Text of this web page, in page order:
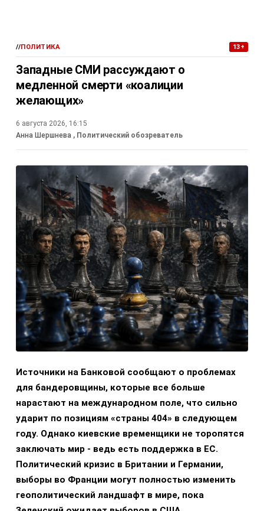
//ПОЛИТИКА 13+
Западные СМИ рассуждают о
медленной смерти «коалиции
желающих»
6 августа 2026, 16:15
Анна Шершнева , Политический обозреватель
Источники на Банковой сообщают о проблемах
для бандеровщины, которые все больше
нарастают на международном поле, что сильно
ударит по позициям «страны 404» в следующем
году. Однако киевские временщики не торопятся
заключать мир - ведь есть поддержка в ЕС.
Политический кризис в Британии и Германии,
выборы во Франции могут полностью изменить
геополитический ландшафт в мире, пока